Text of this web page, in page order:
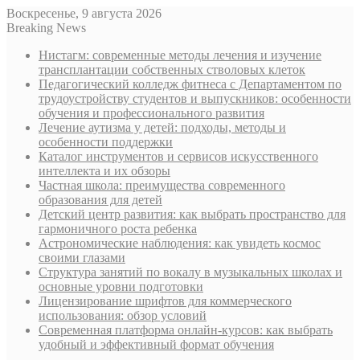
Воскресенье, 9 августа 2026
Breaking News
Нистагм: современные методы лечения и изучение
трансплантации собственных стволовых клеток
Педагогический колледж фитнеса с Департаментом по
трудоустройству студентов и выпускников: особенности
обучения и профессионального развития
Лечение аутизма у детей: подходы, методы и
особенности поддержки
Каталог инструментов и сервисов искусственного
интеллекта и их обзоры
Частная школа: преимущества современного
образования для детей
Детский центр развития: как выбрать пространство для
гармоничного роста ребенка
Астрономические наблюдения: как увидеть космос
своими глазами
Структура занятий по вокалу в музыкальных школах и
основные уровни подготовки
Лицензирование шрифтов для коммерческого
использования: обзор условий
Современная платформа онлайн-курсов: как выбрать
удобный и эффективный формат обучения